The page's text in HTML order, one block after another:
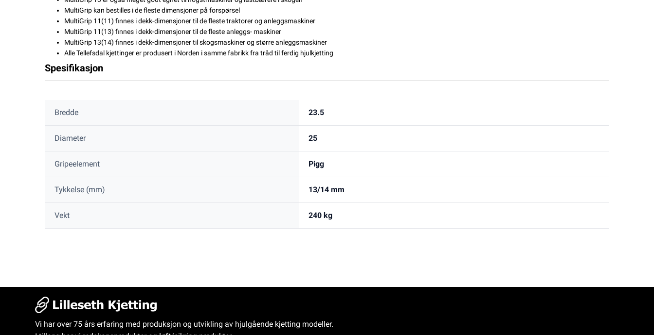
MultiGrip kan bestilles i de fleste dimensjoner på forspørsel
MultiGrip 11(11) finnes i dekk-dimensjoner til de fleste traktorer og anleggsmaskiner
MultiGrip 11(13) finnes i dekk-dimensjoner til de fleste anleggs- maskiner
MultiGrip 13(14) finnes i dekk-dimensjoner til skogsmaskiner og større anleggsmaskiner
Alle Tellefsdal kjettinger er produsert i Norden i samme fabrikk fra tråd til ferdig hjulkjetting
Spesifikasjon
Bredde 23.5
Diameter 25
Gripeelement Pigg
Tykkelse (mm) 13/14 mm
Vekt 240 kg
Vi har over 75 års erfaring med produksjon og utvikling av hjulgående kjetting modeller.